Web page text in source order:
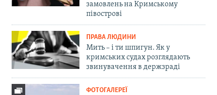
замовлень на Кримському
півострові
ПРАВА ЛЮДИНИ
Мить – і ти шпигун. Як у
кримських судах розглядають
звинувачення в держзраді
ФОТОГАЛЕРЕЇ